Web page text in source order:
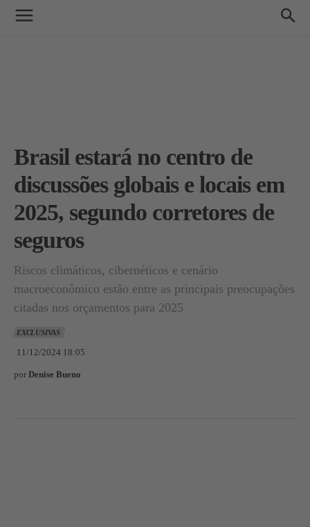
Brasil estará no centro de
discussões globais e locais em
2025, segundo corretores de
seguros
Riscos climáticos, cibernéticos e cenário
macroeconômico estão entre as principais preocupações
citadas nos orçamentos para 2025
EXCLUSIVAS
11/12/2024 18:05
por Denise Bueno